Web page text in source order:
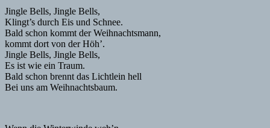
Jingle Bells, Jingle Bells,
Klingt’s durch Eis und Schnee.
Bald schon kommt der Weihnachtsmann,
kommt dort von der Höh’.
Jingle Bells, Jingle Bells,
Es ist wie ein Traum.
Bald schon brennt das Lichtlein hell
Bei uns am Weihnachtsbaum.